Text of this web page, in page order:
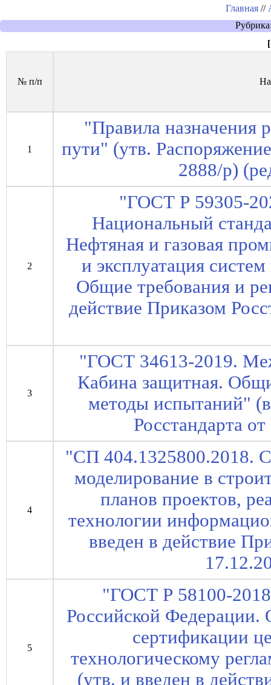
Главная //
№ п/п
1
"Правила назначения
пути" (утв.
2888/р)
2
"ГОСТ Р 59305-
Национальный
Нефтяная и газовая
и эксплуатация
Общие требования и
действие Приказом
3
"ГОСТ 34613-2019.
Кабина защитная.
методы испытаний"
Росстандарта
4
"СП 404.1325800.2018.
моделирование в
планов проектов,
технологии
введен в действие
5
"ГОСТ Р 58100-
Российской Федерации.
сертификации
технологическому
(утв. и введен в